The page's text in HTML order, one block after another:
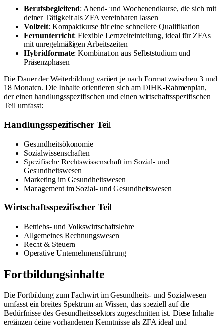
Berufsbegleitend: Abend- und Wochenendkurse, die sich mit
deiner Tätigkeit als ZFA vereinbaren lassen
Vollzeit: Kompaktkurse für eine schnellere Qualifikation
Fernunterricht: Flexible Lernzeiteinteilung, ideal für ZFAs
mit unregelmäßigen Arbeitszeiten
Hybridformate: Kombination aus Selbststudium und
Präsenzphasen
Die Dauer der Weiterbildung variiert je nach Format zwischen 3 und
18 Monaten. Die Inhalte orientieren sich am DIHK-Rahmenplan,
der einen handlungsspezifischen und einen wirtschaftsspezifischen
Teil umfasst:
Handlungsspezifischer Teil
Gesundheitsökonomie
Sozialwissenschaften
Spezifische Rechtswissenschaft im Sozial- und
Gesundheitswesen
Marketing im Gesundheitswesen
Management im Sozial- und Gesundheitswesen
Wirtschaftsspezifischer Teil
Betriebs- und Volkswirtschaftslehre
Allgemeines Rechnungswesen
Recht & Steuern
Operative Unternehmensführung
Fortbildungsinhalte
Die Fortbildung zum Fachwirt im Gesundheits- und Sozialwesen
umfasst ein breites Spektrum an Wissen, das speziell auf die
Bedürfnisse des Gesundheitssektors zugeschnitten ist. Diese Inhalte
ergänzen deine vorhandenen Kenntnisse als ZFA ideal und